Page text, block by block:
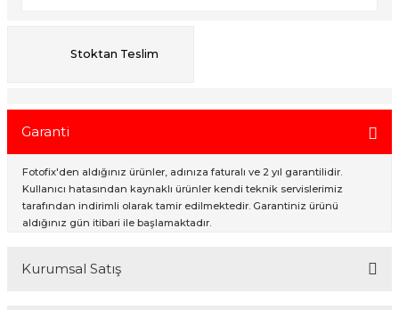
Stoktan Teslim
Garanti
Fotofix'den aldığınız ürünler, adınıza faturalı ve 2 yıl garantilidir.
Kullanıcı hatasından kaynaklı ürünler kendi teknik servislerimiz
tarafından indirimli olarak tamir edilmektedir. Garantiniz ürünü
aldığınız gün itibari ile başlamaktadır.
Kurumsal Satış